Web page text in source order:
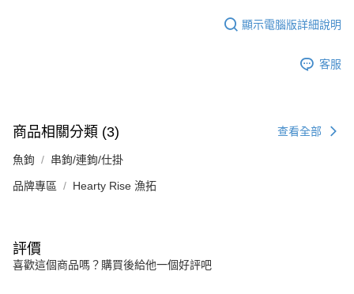
顯示電腦版詳細說明
客服
商品相關分類 (3) 查看全部
魚鉤 串鉤/連鉤/仕掛
品牌專區 Hearty Rise 漁拓
評價
喜歡這個商品嗎？購買後給他一個好評吧